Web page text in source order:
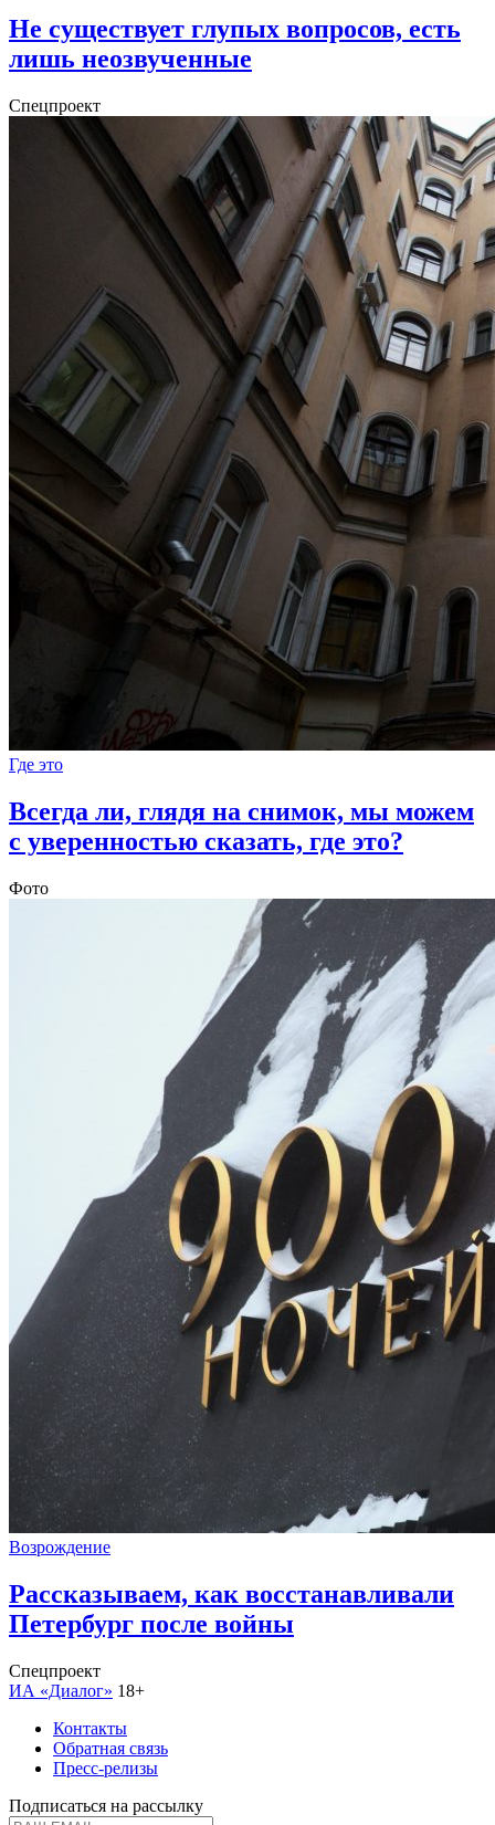
Не существует глупых вопросов, есть
лишь неозвученные
Спецпроект
Где это
Всегда ли, глядя на снимок, мы можем
с уверенностью сказать, где это?
Фото
Возрождение
Рассказываем, как восстанавливали
Петербург после войны
Спецпроект
ИА «Диалог» 18+
Контакты
Обратная связь
Пресс-релизы
Подписаться на рассылку